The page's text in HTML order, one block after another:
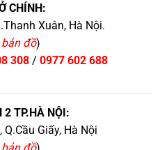
CHÍNH:
Xuân, Hà Nội.
đồ)
308/ 0977 602 688
2 TP.HÀ NỘI:
Q.Cầu Giấy, Hà Nội